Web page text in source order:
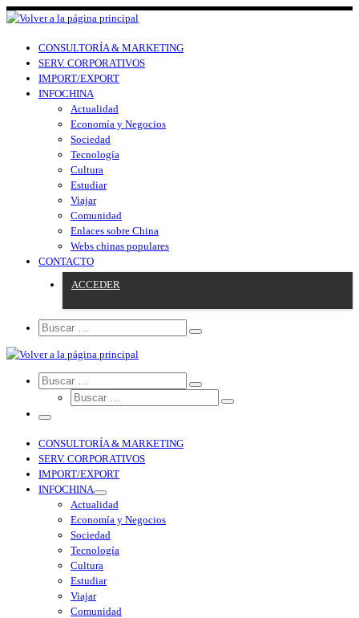
CONSULTORÍA & MARKETING
SERV. CORPORATIVOS
IMPORT/EXPORT
INFOCHINA
Actualidad
Economía y Negocios
Sociedad
Tecnología
Cultura
Estudiar
Viajar
Comunidad
Enlaces sobre China
Webs chinas populares
CONTACTO
ACCEDER
Search
Search
CONSULTORÍA & MARKETING
SERV. CORPORATIVOS
IMPORT/EXPORT
INFOCHINA
Actualidad
Economía y Negocios
Sociedad
Tecnología
Cultura
Estudiar
Viajar
Comunidad